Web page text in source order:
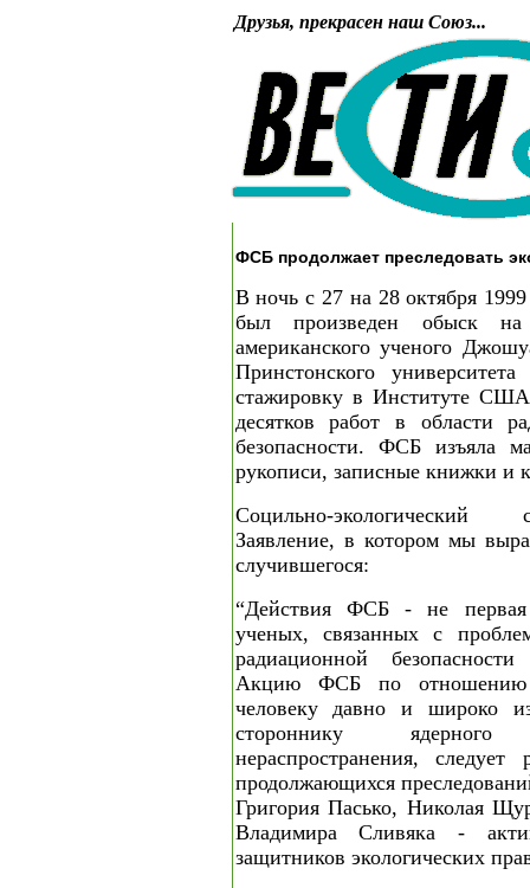
Друзья, прекрасен наш Союз...
ФСБ продолжает преследовать
В ночь с 27 на 28 октября
был произведен обыск на
американского ученого
Принстонского
стажировку в Институте
десятков работ в области
безопасности. ФСБ изъяла
рукописи, записные книжки и
Социльно-экологический
Заявление, в котором мы
случившегося:
“Действия ФСБ - не
ученых, связанных с
радиационной
Акцию ФСБ по
человеку давно и широко
стороннику
нераспространения,
продолжающихся
Григория Пасько, Николая
Владимира Сливяка -
защитников экологических